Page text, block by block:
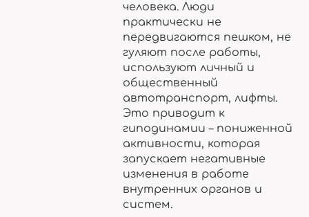
человека. Люди
практически не
передвигаются пешком, не
гуляют после работы,
используют личный и
общественный
автотранспорт, лифты.
Это приводит к
гиподинамии – пониженной
активности, которая
запускает негативные
изменения в работе
внутренних органов и
систем.